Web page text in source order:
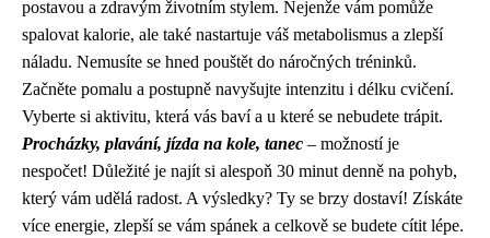
postavou a zdravým životním stylem. Nejenže vám pomůže
spalovat kalorie, ale také nastartuje váš metabolismus a zlepší
náladu. Nemusíte se hned pouštět do náročných tréninků.
Začněte pomalu a postupně navyšujte intenzitu i délku cvičení.
Vyberte si aktivitu, která vás baví a u které se nebudete trápit.
Procházky, plavání, jízda na kole, tanec – možností je
nespočet! Důležité je najít si alespoň 30 minut denně na pohyb,
který vám udělá radost. A výsledky? Ty se brzy dostaví! Získáte
více energie, zlepší se vám spánek a celkově se budete cítit lépe.